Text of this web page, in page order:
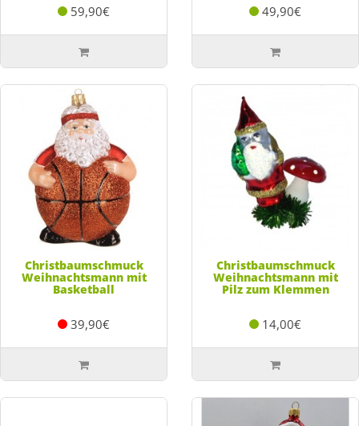
59,90€ 49,90€
Christbaumschmuck
Weihnachtsmann mit
Basketball
39,90€
Christbaumschmuck
Weihnachtsmann mit
Pilz zum Klemmen
14,00€